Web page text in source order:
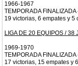
1966-1967
TEMPORADA
19 victorias, 6 empates y
LIGA DE 20 EQUIPOS / 38
1969-1970
TEMPORADA
17 victorias, 15 empates y